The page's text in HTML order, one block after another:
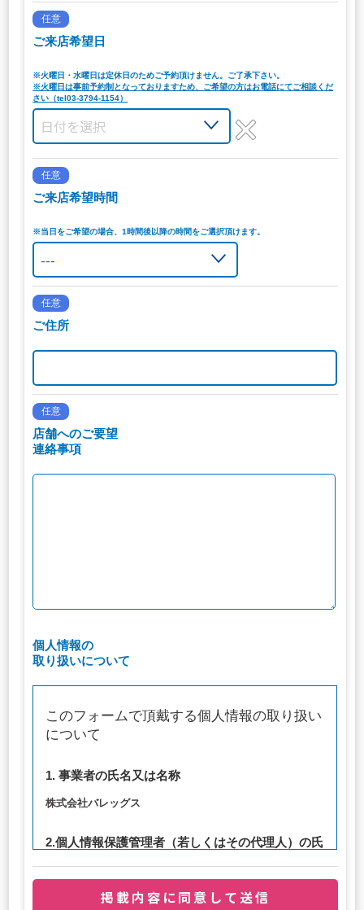
任意
ご来店希望日
※火曜日・水曜日は定休日のためご予約頂けません。ご了承下さい。
※火曜日は事前予約制となっておりますため、ご希望の方はお電話にてご相談くだ
さい（tel03-3794-1154）
任意
ご来店希望時間
※当日をご希望の場合、1時間後以降の時間をご選択頂けます。
任意
ご住所
任意
店舗へのご要望
連絡事項
個人情報の
取り扱いについて
このフォームで頂戴する個人情報の取り扱い
について
1. 事業者の氏名又は名称
株式会社バレッグス
2.個人情報保護管理者（若しくはその代理人）の氏
連絡先：privacy@balleggs.co.jp